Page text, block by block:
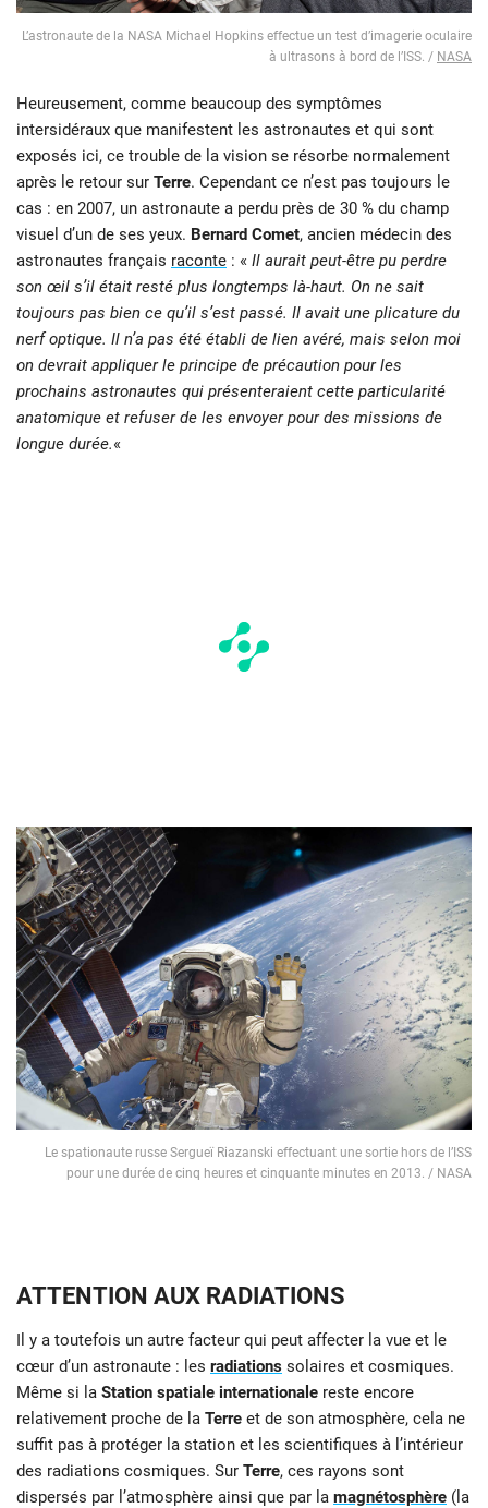
L’astronaute de la NASA Michael Hopkins effectue un test d’imagerie oculaire
à ultrasons à bord de l’ISS. / NASA
Heureusement, comme beaucoup des symptômes
intersidéraux que manifestent les astronautes et qui sont
exposés ici, ce trouble de la vision se résorbe normalement
après le retour sur Terre. Cependant ce n’est pas toujours le
cas : en 2007, un astronaute a perdu près de 30 % du champ
visuel d’un de ses yeux. Bernard Comet, ancien médecin des
astronautes français raconte : « Il aurait peut-être pu perdre
son œil s’il était resté plus longtemps là-haut. On ne sait
toujours pas bien ce qu’il s’est passé. Il avait une plicature du
nerf optique. Il n’a pas été établi de lien avéré, mais selon moi
on devrait appliquer le principe de précaution pour les
prochains astronautes qui présenteraient cette particularité
anatomique et refuser de les envoyer pour des missions de
longue durée.«
Le spationaute russe Sergueï Riazanski effectuant une sortie hors de l’ISS
pour une durée de cinq heures et cinquante minutes en 2013. / NASA
ATTENTION AUX RADIATIONS
Il y a toutefois un autre facteur qui peut affecter la vue et le
cœur d’un astronaute : les radiations solaires et cosmiques.
Même si la Station spatiale internationale reste encore
relativement proche de la Terre et de son atmosphère, cela ne
suffit pas à protéger la station et les scientifiques à l’intérieur
des radiations cosmiques. Sur Terre, ces rayons sont
dispersés par l’atmosphère ainsi que par la magnétosphère (la